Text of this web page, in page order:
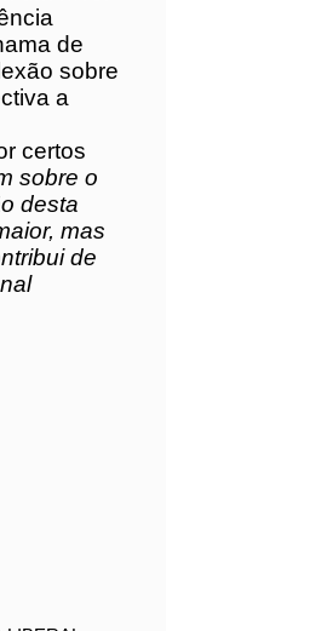
da
para
de
a
por
da
para